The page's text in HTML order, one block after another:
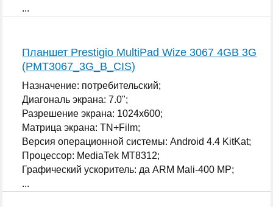
...
Планшет Prestigio MultiPad Wize 3067 4GB 3G
(PMT3067_3G_B_CIS)
Назначение: потребительский;
Диагональ экрана: 7.0";
Разрешение экрана: 1024x600;
Матрица экрана: TN+Film;
Версия операционной системы: Android 4.4 KitKat;
Процессор: MediaTek MT8312;
Графический ускоритель: да ARM Mali-400 MP;
...